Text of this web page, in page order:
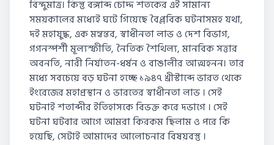
বিন্দুমাত্র। কিন্তু বঙ্গাব্দ চোদ্দ শতকের এই সামান্য
সময়কালের মধ্যেই ঘটে গিয়েছে বৈপ্লবিক ঘটনাসমহ যথা,
দই মহাযুদ্ধ, এক মন্বন্তর, স্বাধীনতা লাভ ও দেশ বিভাগ,
গগনস্পর্শী মূল্যস্ফীতি, নৈতিক শৈথিল্য, মানবিক সত্তার
অবনতি, নারী নির্যাতন-ধর্ষন ও বাঙালীর আত্মহনন। তার
মধ্যে সবচেয়ে বড় ঘটনা হচ্ছে ১৯৪৭ খ্রীস্টাব্দে ভারত থেকে
ইংরেজের মহাপ্রস্থান ও ভারতের স্বাধীনতা লাভ । সেই
ঘটনাই শতাব্দীর ইতিহাসকে বিভক্ত করে দভাগে । সেই
ঘটনা ঘটবার আগে আমরা কিরকম ছিলাম ও পরে কি
হয়েছি, সেটাই আমাদের আলোচনার বিষয়বস্তু ।